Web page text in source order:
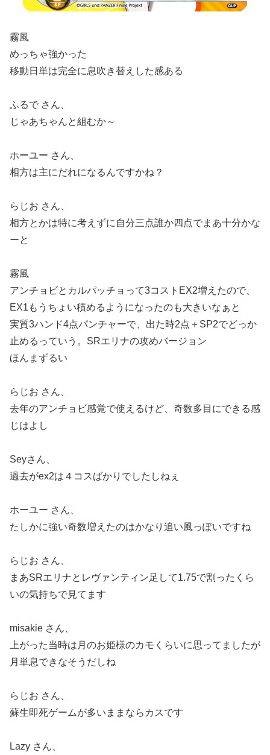
霧風
めっちゃ強かった
移動日単は完全に息吹き替えした感ある
ふるで さん、
じゃあちゃんと組むか～
ホーユー さん、
相方は主にだれになるんですかね？
らじお さん、
相方とかは特に考えずに自分三点誰か四点でまあ十分かな
ーと
霧風
アンチョビとカルパッチョって3コストEX2増えたので、
EX1もうちょい積めるようになったのも大きいなぁと
実質3ハンド4点パンチャーで、出た時2点＋SP2でどっか
止めるっていう。SRエリナの攻めバージョン
ほんまずるい
らじお さん、
去年のアンチョビ感覚で使えるけど、奇数多目にできる感
じはよし
Seyさん、
過去がex2は４コスばかりでしたしねぇ
ホーユー さん、
たしかに強い奇数増えたのはかなり追い風っぽいですね
らじお さん、
まあSRエリナとレヴァンティン足して1.75で割ったくら
いの気持ちで見てます
misakie さん、
上がった当時は月のお姫様のカモくらいに思ってましたが
月単息できなそうだしね
らじお さん、
蘇生即死ゲームが多いままならカスです
Lazy さん、